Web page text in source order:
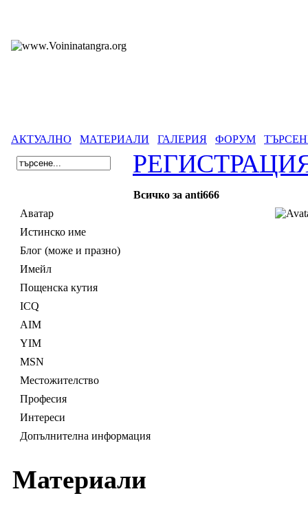
АКТУАЛНО МАТЕРИАЛИ ГАЛЕРИЯ ФОРУМ
Всичко за anti666
Аватар
Истинско име
Блог (може и празно)
Имейл
Пощенска кутия
ICQ
AIM
YIM
MSN
Местожителство
Професия
Интереси
Допълнителна информация
Материали